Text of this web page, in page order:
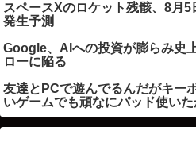
スペースXのロケット残骸、8月
発生予測
Google、AIへの投資が膨らみ史
ローに陥る
友達とPCで遊んでるんだがキー
いゲームでも頑なにパッド使いた